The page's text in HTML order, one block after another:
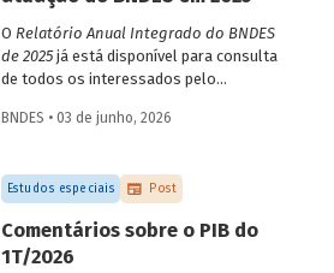
O Relatório Anual Integrado do BNDES
de 2025já está disponível para consulta
de todos os interessados pelo
sua prestação de contas. O documento
principais resultados, os impactos de sua
atuação no ano, e mostra como o BNDES
permanece crescendo de forma
consistente e sólida, mesmo diante de
cenários desafiadores.
BNDES • 03 de junho, 2026
Estudos especiais Post
Comentários sobre o PIB do
1T/2026